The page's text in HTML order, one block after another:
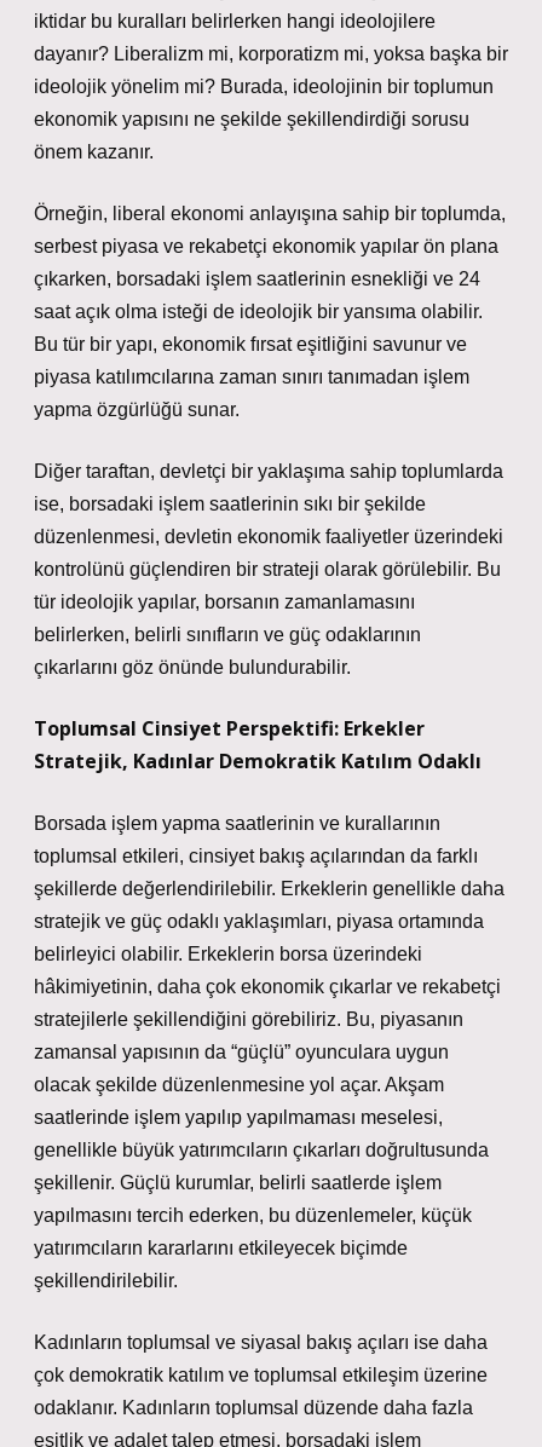
iktidar bu kuralları belirlerken hangi ideolojilere
dayanır? Liberalizm mi, korporatizm mi, yoksa başka bir
ideolojik yönelim mi? Burada, ideolojinin bir toplumun
ekonomik yapısını ne şekilde şekillendirdiği sorusu
önem kazanır.
Örneğin, liberal ekonomi anlayışına sahip bir toplumda,
serbest piyasa ve rekabetçi ekonomik yapılar ön plana
çıkarken, borsadaki işlem saatlerinin esnekliği ve 24
saat açık olma isteği de ideolojik bir yansıma olabilir.
Bu tür bir yapı, ekonomik fırsat eşitliğini savunur ve
piyasa katılımcılarına zaman sınırı tanımadan işlem
yapma özgürlüğü sunar.
Diğer taraftan, devletçi bir yaklaşıma sahip toplumlarda
ise, borsadaki işlem saatlerinin sıkı bir şekilde
düzenlenmesi, devletin ekonomik faaliyetler üzerindeki
kontrolünü güçlendiren bir strateji olarak görülebilir. Bu
tür ideolojik yapılar, borsanın zamanlamasını
belirlerken, belirli sınıfların ve güç odaklarının
çıkarlarını göz önünde bulundurabilir.
Toplumsal Cinsiyet Perspektifi: Erkekler
Stratejik, Kadınlar Demokratik Katılım Odaklı
Borsada işlem yapma saatlerinin ve kurallarının
toplumsal etkileri, cinsiyet bakış açılarından da farklı
şekillerde değerlendirilebilir. Erkeklerin genellikle daha
stratejik ve güç odaklı yaklaşımları, piyasa ortamında
belirleyici olabilir. Erkeklerin borsa üzerindeki
hâkimiyetinin, daha çok ekonomik çıkarlar ve rekabetçi
stratejilerle şekillendiğini görebiliriz. Bu, piyasanın
zamansal yapısının da “güçlü” oyunculara uygun
olacak şekilde düzenlenmesine yol açar. Akşam
saatlerinde işlem yapılıp yapılmaması meselesi,
genellikle büyük yatırımcıların çıkarları doğrultusunda
şekillenir. Güçlü kurumlar, belirli saatlerde işlem
yapılmasını tercih ederken, bu düzenlemeler, küçük
yatırımcıların kararlarını etkileyecek biçimde
şekillendirilebilir.
Kadınların toplumsal ve siyasal bakış açıları ise daha
çok demokratik katılım ve toplumsal etkileşim üzerine
odaklanır. Kadınların toplumsal düzende daha fazla
eşitlik ve adalet talep etmesi, borsadaki işlem